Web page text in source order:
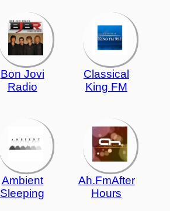
Classical
King FM
Bon Jovi
Radio
Ah.FmAfter
Hours
Ambient
Sleeping